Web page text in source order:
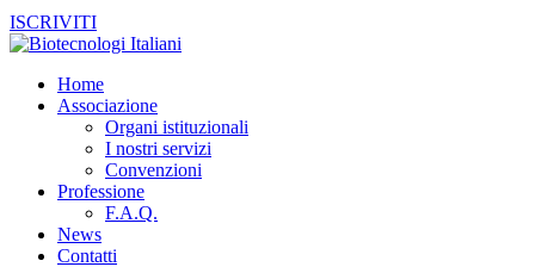
ISCRIVITI
Home
Associazione
Organi istituzionali
I nostri servizi
Convenzioni
Professione
F.A.Q.
News
Contatti